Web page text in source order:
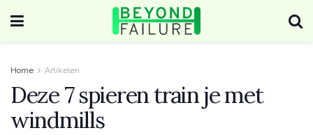
Home Artikelen
Deze 7 spieren train je met
windmills